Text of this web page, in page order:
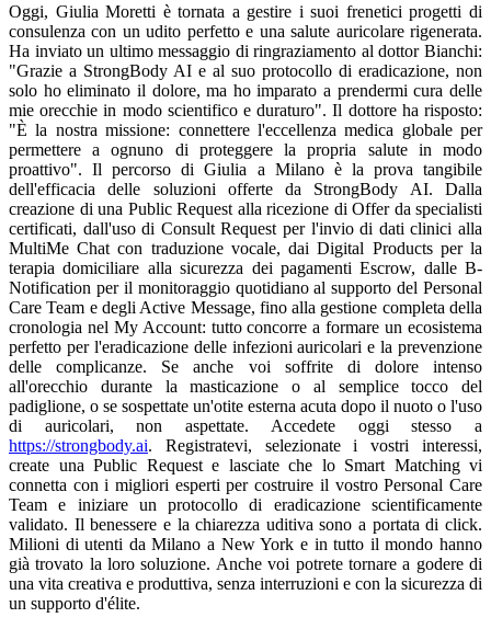
Oggi, Giulia Moretti è tornata a gestire i suoi frenetici progetti di
consulenza con un udito perfetto e una salute auricolare rigenerata.
Ha inviato un ultimo messaggio di ringraziamento al dottor Bianchi:
"Grazie a StrongBody AI e al suo protocollo di eradicazione, non
solo ho eliminato il dolore, ma ho imparato a prendermi cura delle
mie orecchie in modo scientifico e duraturo". Il dottore ha risposto:
"È la nostra missione: connettere l'eccellenza medica globale per
permettere a ognuno di proteggere la propria salute in modo
proattivo". Il percorso di Giulia a Milano è la prova tangibile
dell'efficacia delle soluzioni offerte da StrongBody AI. Dalla
creazione di una Public Request alla ricezione di Offer da specialisti
certificati, dall'uso di Consult Request per l'invio di dati clinici alla
MultiMe Chat con traduzione vocale, dai Digital Products per la
terapia domiciliare alla sicurezza dei pagamenti Escrow, dalle B-
Notification per il monitoraggio quotidiano al supporto del Personal
Care Team e degli Active Message, fino alla gestione completa della
cronologia nel My Account: tutto concorre a formare un ecosistema
perfetto per l'eradicazione delle infezioni auricolari e la prevenzione
delle complicanze. Se anche voi soffrite di dolore intenso
all'orecchio durante la masticazione o al semplice tocco del
padiglione, o se sospettate un'otite esterna acuta dopo il nuoto o l'uso
di auricolari, non aspettate. Accedete oggi stesso a
https://strongbody.ai. Registratevi, selezionate i vostri interessi,
create una Public Request e lasciate che lo Smart Matching vi
connetta con i migliori esperti per costruire il vostro Personal Care
Team e iniziare un protocollo di eradicazione scientificamente
validato. Il benessere e la chiarezza uditiva sono a portata di click.
Milioni di utenti da Milano a New York e in tutto il mondo hanno
già trovato la loro soluzione. Anche voi potrete tornare a godere di
una vita creativa e produttiva, senza interruzioni e con la sicurezza di
un supporto d'élite.